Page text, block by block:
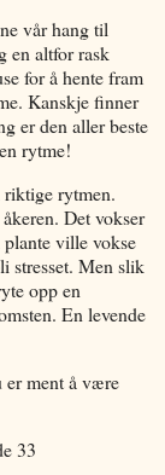
vår hang til
en altfor rask
for å hente fram
Kanskje finner
er den aller beste
rytme!
riktige rytmen.
Det vokser
ville vokse
stresset. Men slik
opp en
En levende
er ment å være
33